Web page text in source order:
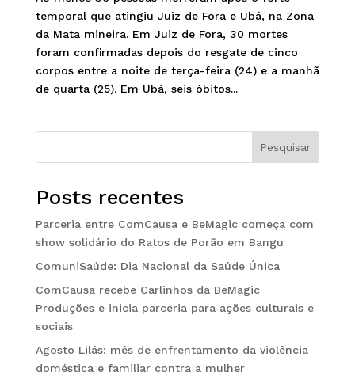
temporal que atingiu Juiz de Fora e Ubá, na Zona
da Mata mineira. Em Juiz de Fora, 30 mortes
foram confirmadas depois do resgate de cinco
corpos entre a noite de terça-feira (24) e a manhã
de quarta (25). Em Ubá, seis óbitos...
Pesquisar
Posts recentes
Parceria entre ComCausa e BeMagic começa com
show solidário do Ratos de Porão em Bangu
ComuniSaúde: Dia Nacional da Saúde Única
ComCausa recebe Carlinhos da BeMagic
Produções e inicia parceria para ações culturais e
sociais
Agosto Lilás: mês de enfrentamento da violência
doméstica e familiar contra a mulher